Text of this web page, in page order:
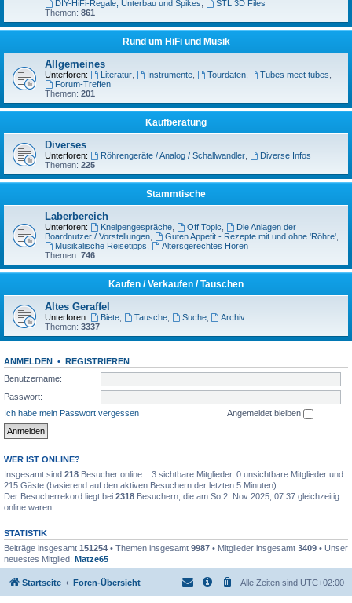
DIY-HiFi-Regale, Unterbau und Spikes
STL 3D Files
Themen: 861
Rund um HiFi und Musik
Allgemeines
Unterforen: Literatur, Instrumente, Tourdaten, Tubes meet tubes
Forum-Treffen
Themen: 201
Kaufberatung
Diverses
Unterforen: Röhrengeräte / Analog / Schallwandler,
Diverse Infos
Themen: 225
Stammtische
Laberbereich
Unterforen: Kneipengespräche, Off Topic
Die Anlagen der
Boardnutzer / Vorstellungen
Guten Appetit - Rezepte mit und ohne 'Röhre',
Musikalische Reisetipps
Altersgerechtes Hören
Themen: 746
Kaufen / Verkaufen / Tauschen
Altes Geraffel
Unterforen: Biete, Tausche, Suche,
Archiv
Themen: 3337
ANMELDEN • REGISTRIEREN
Benutzername:
Passwort:
Ich habe mein Passwort vergessen
Angemeldet bleiben
WER IST ONLINE?
Insgesamt sind 218 Besucher online :: 3 sichtbare Mitglieder, 0 unsichtbare Mitglieder und
215 Gäste (basierend auf den aktiven Besuchern der letzten 5 Minuten)
Der Besucherrekord liegt bei 2318 Besuchern, die am So 2. Nov 2025, 07:37 gleichzeitig
online waren.
STATISTIK
Beiträge insgesamt 151254 • Themen insgesamt 9987 • Mitglieder insgesamt 3409 • Unser
neuestes Mitglied: Matze65
Startseite Foren-Übersicht Alle Zeiten sind UTC+02:00